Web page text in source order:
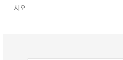
시오.